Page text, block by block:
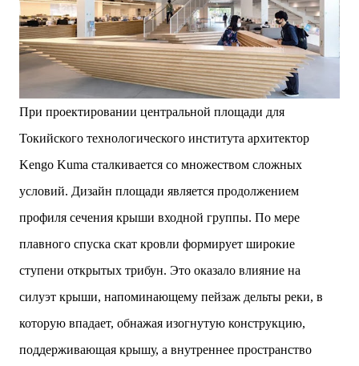
При проектировании центральной площади для
Токийского технологического института архитектор
Kengo Kuma сталкивается со множеством сложных
условий. Дизайн площади является продолжением
профиля сечения крыши входной группы. По мере
плавного спуска скат кровли формирует широкие
ступени открытых трибун. Это оказало влияние на
силуэт крыши, напоминающему пейзаж дельты реки, в
которую впадает, обнажая изогнутую конструкцию,
поддерживающая крышу, а внутреннее пространство